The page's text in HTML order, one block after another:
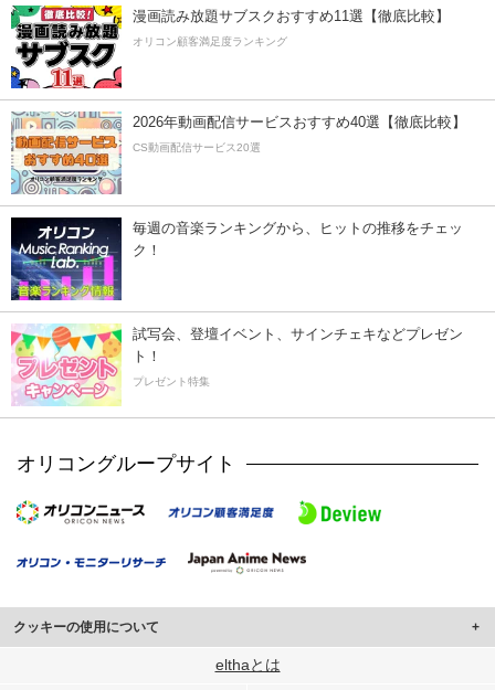
漫画読み放題サブスクおすすめ11選【徹底比較】
オリコン顧客満足度ランキング
2026年動画配信サービスおすすめ40選【徹底比較】
CS動画配信サービス20選
毎週の音楽ランキングから、ヒットの推移をチェッ
ク！
試写会、登壇イベント、サインチェキなどプレゼン
ト！
プレゼント特集
オリコングループサイト
クッキーの使用について
このサイトでは Cookie を使用して、ユーザーに合わせたコンテンツや広告の
elthaとは